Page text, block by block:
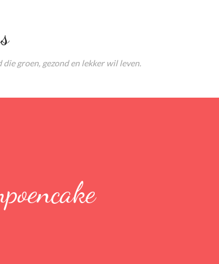
groen, gezond en lekker wil leven.